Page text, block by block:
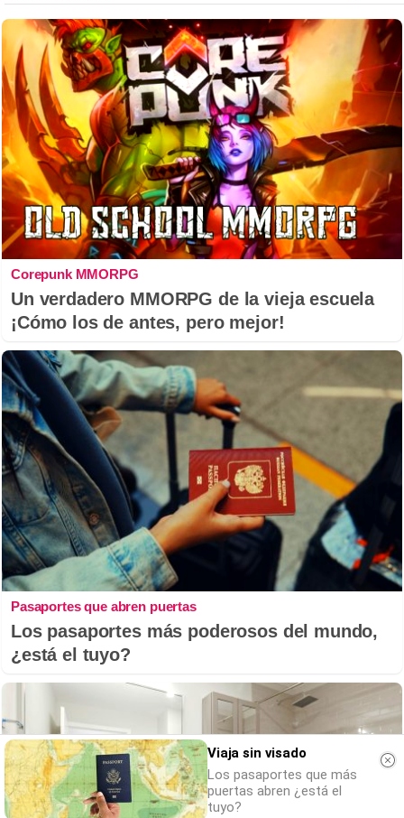
Corepunk MMORPG
Un verdadero MMORPG de la vieja escuela
¡Cómo los de antes, pero mejor!
Pasaportes que abren puertas
Los pasaportes más poderosos del mundo,
¿está el tuyo?
Viaja sin visado
Los pasaportes que más
puertas abren ¿está el
tuyo?